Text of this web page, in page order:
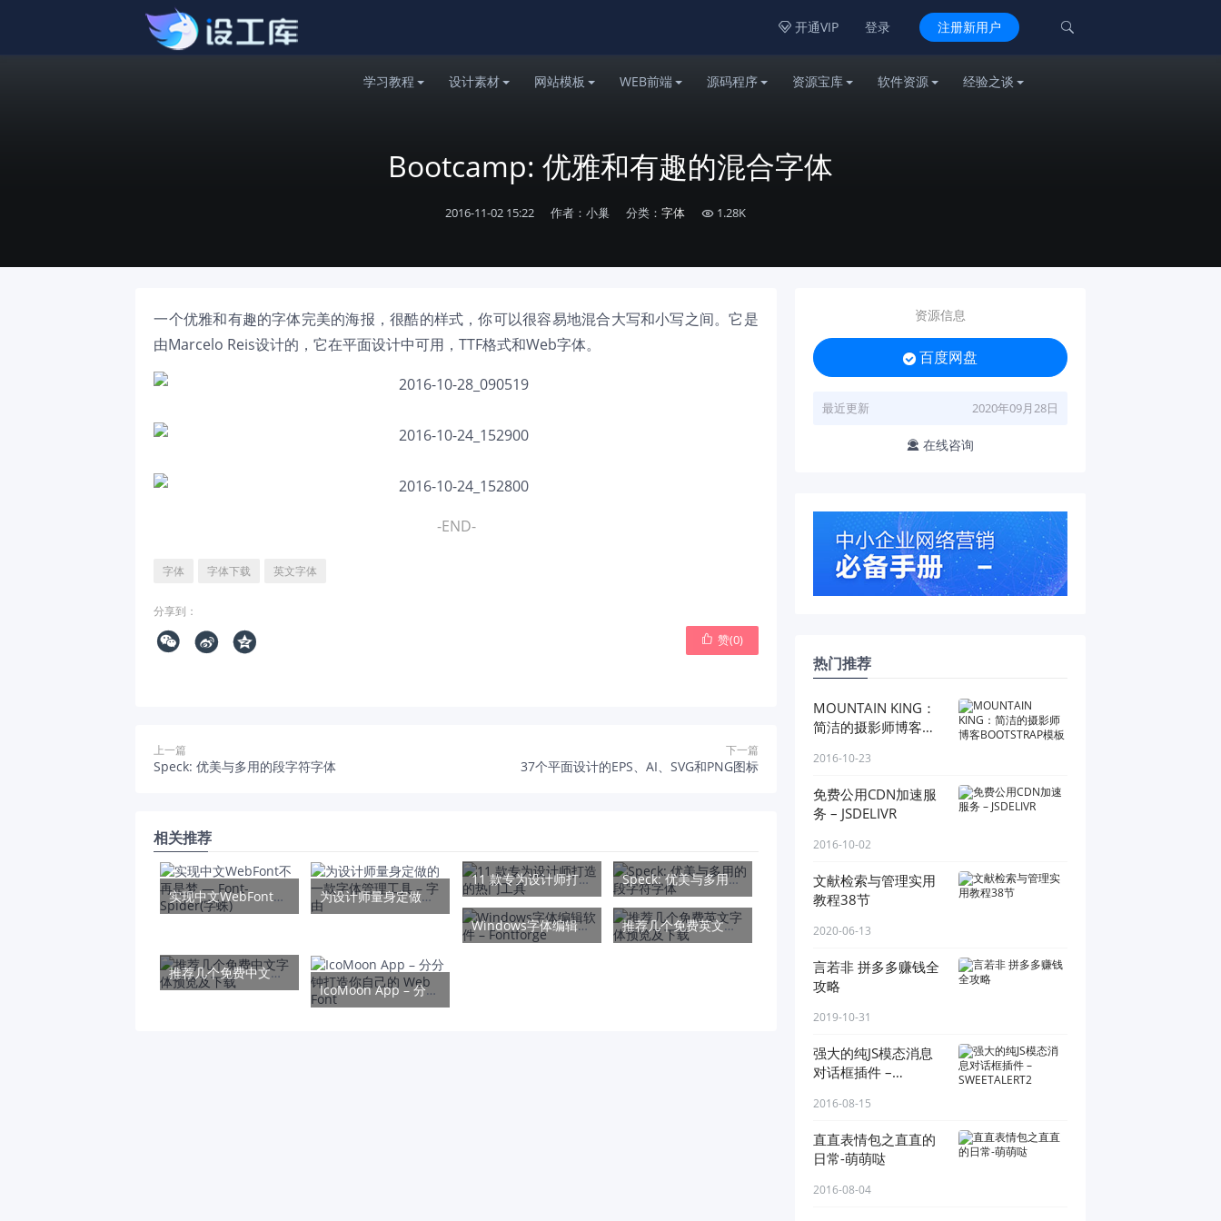
 开通VIP 登录 注册新用户 
学习教程 设计素材 网站模板 WEB前端 源码程序 资源宝库 软件资源 经验之谈
Bootcamp: 优雅和有趣的混合字体
2016-11-02 15:22 作者：小巢 分类： 字体  1.28K
一个优雅和有趣的字体完美的海报，很酷的样式，你可以很容易地混合大写和小写之间。它是
由Marcelo Reis设计的，它在平面设计中可用，TTF格式和Web字体。
-END-
字体 字体下载 英文字体
分享到：
    赞(0)
上一篇
Speck: 优美与多用的段字符字体
下一篇
37个平面设计的EPS、AI、SVG和PNG图标
相关推荐
实现中文WebFont不再是梦 — Font-Spider(字蛛) 为设计师量身定做的一款字体管理工具 – 字由
11 款专为设计师打造的热门工具 Speck: 优美与多用的段字符字体
Windows字体编辑软件 – Fontforge 推荐几个免费英文字体预览及下载
推荐几个免费中文字体预览及下载
IcoMoon App – 分分钟打造你自己的 Web Font
资源信息
百度网盘
最近更新 2020年09月28日
 在线咨询
热门推荐
MOUNTAIN KING：
简洁的摄影师博客
2016-10-23
免费公用CDN加速服
务 – JSDELIVR
2016-10-02
文献检索与管理实用
教程38节
2020-06-13
言若非 拼多多赚钱全
攻略
2019-10-31
强大的纯JS模态消息
对话框插件 –
2016-08-15
直直表情包之直直的
日常-萌萌哒
2016-08-04